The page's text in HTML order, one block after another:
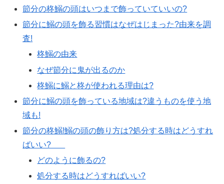
節分の柊鰯の頭はいつまで飾っていていいの?
節分に鰯の頭を飾る習慣はなぜはじまった?由来を調
査!
柊鰯の由来
なぜ節分に鬼が出るのか
柊鰯に鰯と柊が使われる理由は?
節分に鰯の頭を飾っている地域は?違うものを使う地
域も!
節分の柊鰯!鰯の頭の飾り方は?処分する時はどうすれ
ばいい?
どのように飾るの?
処分する時はどうすればいい?